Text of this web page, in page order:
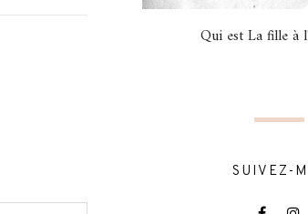
Qui est La fille à
SUIVEZ-